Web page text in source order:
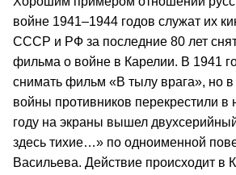
войне 1941–1944 годов служат их
СССР и РФ за последние 80 лет
фильма о войне в Карелии. В 1941
снимать фильм «В тылу врага», но в
войны противников перекрестили в
году на экраны вышел
здесь тихие…» по одноименной
Васильева. Действие происходит в